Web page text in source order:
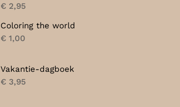
€ 2,95
Coloring the world
€ 1,00
Vakantie-dagboek
€ 3,95